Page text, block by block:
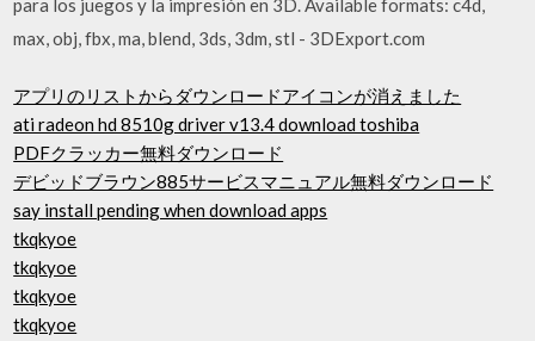
max, obj, fbx, ma, blend, 3ds, 3dm, stl - 3DExport.com
アプリのリストからダウンロードアイコンが消えました
ati radeon hd 8510g driver v13.4 download toshiba
PDFクラッカー無料ダウンロード
デビッドブラウン885サービスマニュアル無料ダウンロード
say install pending when download apps
tkqkyoe
tkqkyoe
tkqkyoe
tkqkyoe